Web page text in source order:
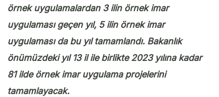
örnek uygulamalardan 3 ilin örnek imar
uygulaması geçen yıl, 5 ilin örnek imar
uygulaması da bu yıl tamamlandı. Bakanlık
önümüzdeki yıl 13 il ile birlikte 2023 yılına kadar
81 ilde örnek imar uygulama projelerini
tamamlayacak.